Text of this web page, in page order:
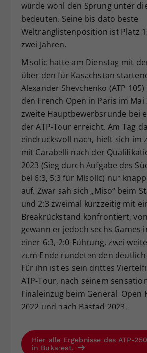
würde wohl den Sprung unter
bedeuten. Seine bis dato beste
Weltranglistenposition ist Platz
zwei Jahren.
Misolic hatte am Dienstag mit
über den für Kasachstan
Alexander Shevchenko (ATP
den French Open in Paris im Mai
zweite Hauptbewerbsrunde bei
der ATP-Tour erreicht. Am Tag
eindrucksvoll nach, hielt sich im
mit Carabelli nach der
2023 (Sieg durch Aufgabe des
bei 6:3, 5:3 für Misolic) nur
auf. Zwar sah sich „Miso“ beim
und 2:3 zweimal kurzzeitig mit
Breakrückstand konfrontiert,
gewann er jedoch sechs Games
einer 6:3,-2:0-Führung, zwei
zum Ende rundeten den
Für ihn ist es sein drittes
ATP-Tour, nach seinem
Finaleinzug beim Generali Open
2022 und nach Bastad 2023.
Hier alle Ergebnisse des ATP-
in Bukarest.